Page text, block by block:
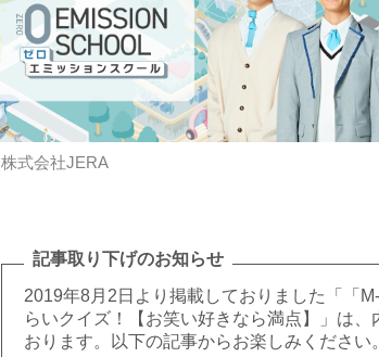
株式会社JERA
記事取り下げのお知らせ
2019年8月2日より掲載しておりました「「
らいクイズ！【お笑い好きなら満点】」は
おります。以下の記事からお楽しみください。